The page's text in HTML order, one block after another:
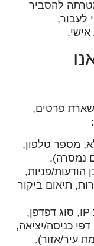
לרבות תיקון 13, ומטרתה להסביר
לעבור,
אישי.
פרטים,
מספר טלפון,
נמסרה).
הודעות/פניות,
תיאום ביקור
– כתובת IP, סוג דפדפן,
כניסה/יציאה,
עיר/אזור).